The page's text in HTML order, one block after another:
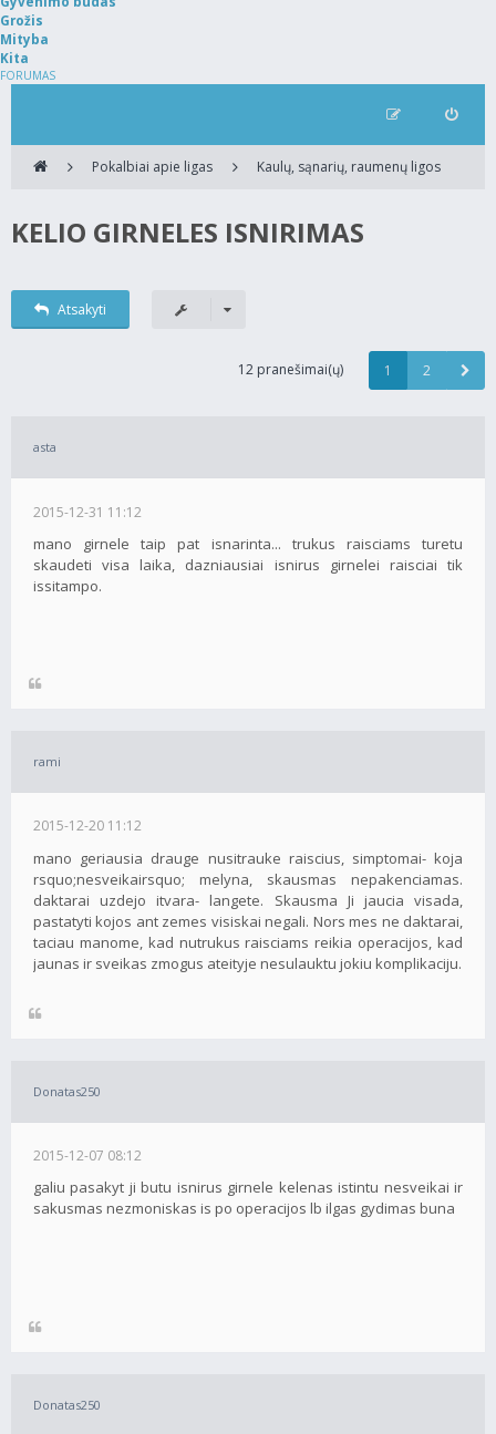
Grožis
Mityba
Kita
FORUMAS
Pokalbiai apie ligas Kaulų, sąnarių, raumenų ligos
KELIO GIRNELES ISNIRIMAS
Atsakyti
12 pranešimai(ų) 1 2
asta
2015-12-31 11:12
mano girnele taip pat isnarinta... trukus raisciams turetu
skaudeti visa laika, dazniausiai isnirus girnelei raisciai tik
issitampo.
rami
2015-12-20 11:12
mano geriausia drauge nusitrauke raiscius, simptomai- koja
rsquo;nesveikairsquo; melyna, skausmas nepakenciamas.
daktarai uzdejo itvara- langete. Skausma Ji jaucia visada,
pastatyti kojos ant zemes visiskai negali. Nors mes ne daktarai,
taciau manome, kad nutrukus raisciams reikia operacijos, kad
jaunas ir sveikas zmogus ateityje nesulauktu jokiu komplikaciju.
Donatas250
2015-12-07 08:12
galiu pasakyt ji butu isnirus girnele kelenas istintu nesveikai ir
sakusmas nezmoniskas is po operacijos lb ilgas gydimas buna
Donatas250